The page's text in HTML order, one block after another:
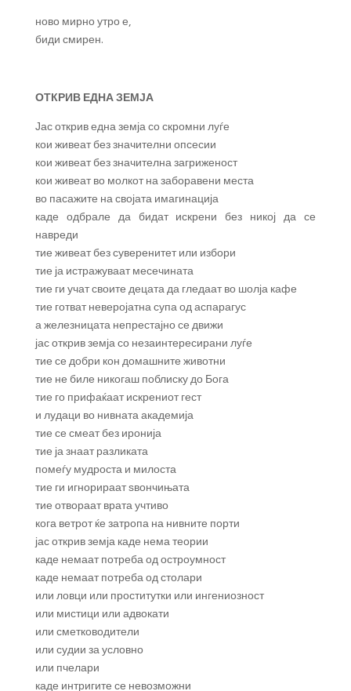
ново мирно утро е,
биди смирен.
ОТКРИВ ЕДНА ЗЕМЈА
Јас открив една земја со скромни луѓе
кои живеат без значителни опсесии
кои живеат без значителна загриженост
кои живеат во молкот на заборавени места
во пасажите на својата имагинација
каде одбрале да бидат искрени без никој да се
навреди
тие живеат без суверенитет или избори
тие ја истражуваат месечината
тие ги учат своите децата да гледаат во шолја кафе
тие готват неверојатна супа од аспарагус
а железницата непрестајно се движи
јас открив земја со незаинтересирани луѓе
тие се добри кон домашните животни
тие не биле никогаш поблиску до Бога
тие го прифаќаат искрениот гест
и лудаци во нивната академија
тие се смеат без иронија
тие ја знаат разликата
помеѓу мудроста и милоста
тие ги игнорираат ѕвончињата
тие отвораат врата учтиво
кога ветрот ќе затропа на нивните порти
јас открив земја каде нема теории
каде немаат потреба од остроумност
каде немаат потреба од столари
или ловци или проститутки или ингениозност
или мистици или адвокати
или сметководители
или судии за условно
или пчелари
каде интригите се невозможни